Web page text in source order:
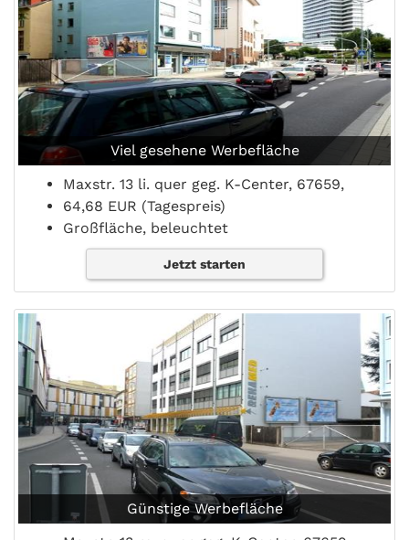
Viel gesehene Werbefläche
Maxstr. 13 li. quer geg. K-Center, 67659,
64,68 EUR (Tagespreis)
Großfläche, beleuchtet
Jetzt starten
Günstige Werbefläche